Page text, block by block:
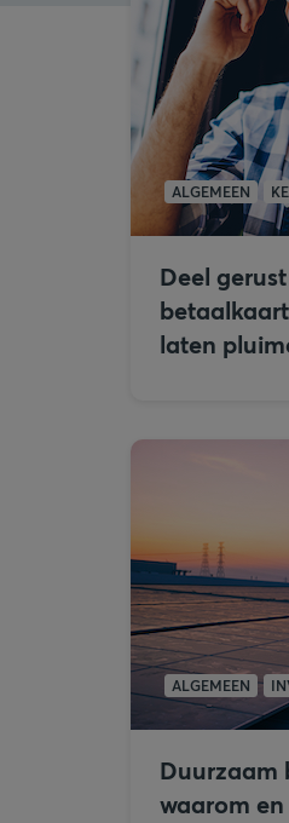
ALGEMEEN
Deel
laten
ALGEMEEN
Duurzaam
waarom en